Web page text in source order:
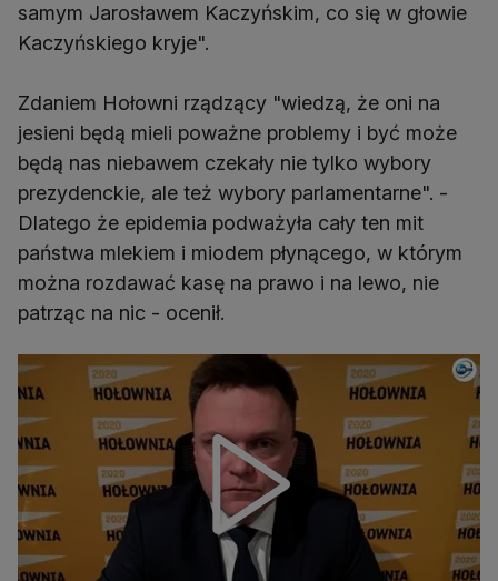
samym Jarosławem Kaczyńskim, co się w głowie
Kaczyńskiego kryje".
Zdaniem Hołowni rządzący "wiedzą, że oni na
jesieni będą mieli poważne problemy i być może
będą nas niebawem czekały nie tylko wybory
prezydenckie, ale też wybory parlamentarne". -
Dlatego że epidemia podważyła cały ten mit
państwa mlekiem i miodem płynącego, w którym
można rozdawać kasę na prawo i na lewo, nie
patrząc na nic - ocenił.